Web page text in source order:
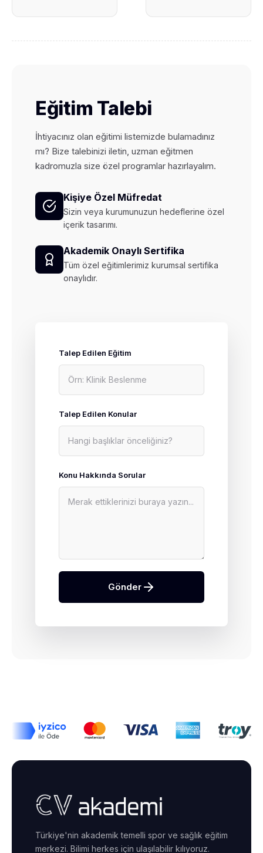
Eğitim Talebi
İhtiyacınız olan eğitimi listemizde bulamadınız
mı? Bize talebinizi iletin, uzman eğitmen
kadromuzla size özel programlar hazırlayalım.
Kişiye Özel Müfredat
Sizin veya kurumunuzun hedeflerine özel
içerik tasarımı.
Akademik Onaylı Sertifika
Tüm özel eğitimlerimiz kurumsal sertifika
onaylıdır.
Talep Edilen Eğitim
Talep Edilen Konular
Konu Hakkında Sorular
Gönder
Türkiye'nin akademik temelli spor ve sağlık eğitim
merkezi. Bilimi herkes için ulaşılabilir kılıyoruz.